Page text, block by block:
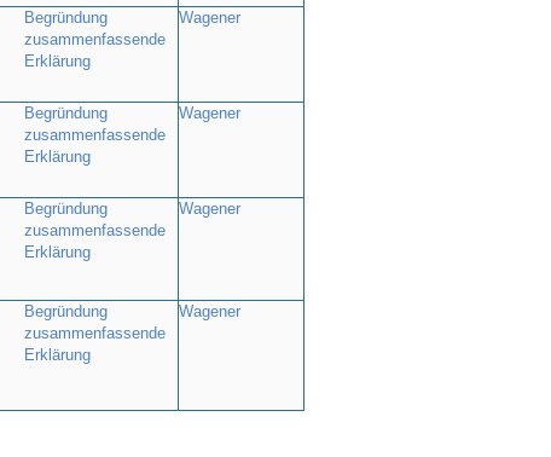
Begründung
zusammenfassende
Erklärung
Wagener
Begründung
zusammenfassende
Erklärung
Wagener
Begründung
zusammenfassende
Erklärung
Wagener
Begründung
zusammenfassende
Erklärung
Wagener